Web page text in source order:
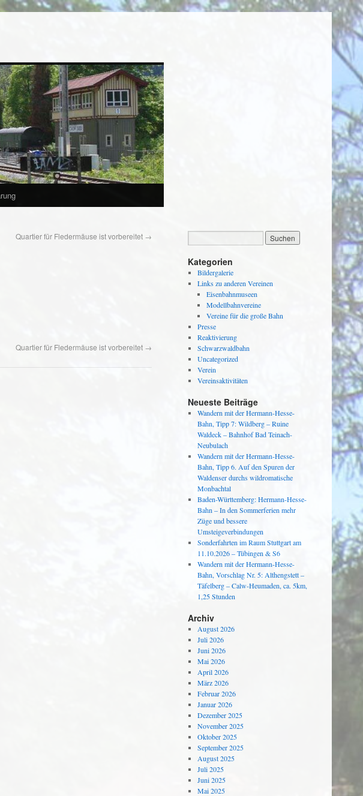
Quartier für Fledermäuse ist vorbereitet →
Quartier für Fledermäuse ist vorbereitet →
Kategorien
Bildergalerie
Links zu anderen Vereinen
Eisenbahnmuseen
Modellbahnvereine
Vereine für die große Bahn
Presse
Reaktivierung
Schwarzwaldbahn
Uncategorized
Verein
Vereinsaktivitäten
Neueste Beiträge
Wandern mit der Hermann-Hesse-
Bahn, Tipp 7: Wildberg – Ruine
Waldeck – Bahnhof Bad Teinach-
Neubulach
Wandern mit der Hermann-Hesse-
Bahn, Tipp 6. Auf den Spuren der
Waldenser durchs wildromatische
Monbachtal
Baden-Württemberg: Hermann-Hesse-
Bahn – In den Sommerferien mehr
Züge und bessere
Umsteigeverbindungen
Sonderfahrten im Raum Stuttgart am
11.10.2026 – Tübingen & S6
Wandern mit der Hermann-Hesse-
Bahn, Vorschlag Nr. 5: Althengstett –
Täfelberg – Calw-Heumaden, ca. 5km,
1,25 Stunden
Archiv
August 2026
Juli 2026
Juni 2026
Mai 2026
April 2026
März 2026
Februar 2026
Januar 2026
Dezember 2025
November 2025
Oktober 2025
September 2025
August 2025
Juli 2025
Juni 2025
Mai 2025